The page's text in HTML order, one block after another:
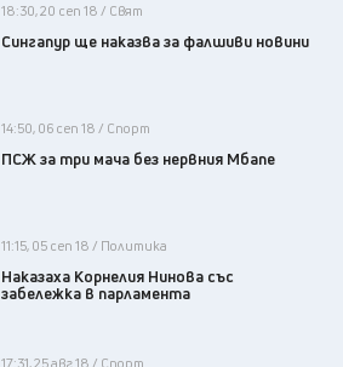
18:30, 20 сеп 18 / Свят
Сингапур ще наказва за фалшиви новини
14:50, 06 сеп 18 / Спорт
ПСЖ за три мача без нервния Мбапе
11:15, 05 сеп 18 / Политика
Наказаха Корнелия Нинова със
забележка в парламента
17:31, 25 авг 18 / Спорт